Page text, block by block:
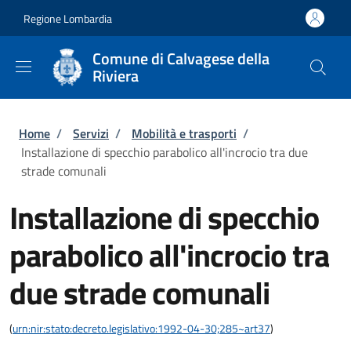
Regione Lombardia
Comune di Calvagese della
Riviera
Briciole di pane
Home / Servizi / Mobilità e trasporti /
Installazione di specchio parabolico all'incrocio tra due
strade comunali
Installazione di specchio
parabolico all'incrocio tra
due strade comunali
(urn:nir:stato:decreto.legislativo:1992-04-30;285~art37)